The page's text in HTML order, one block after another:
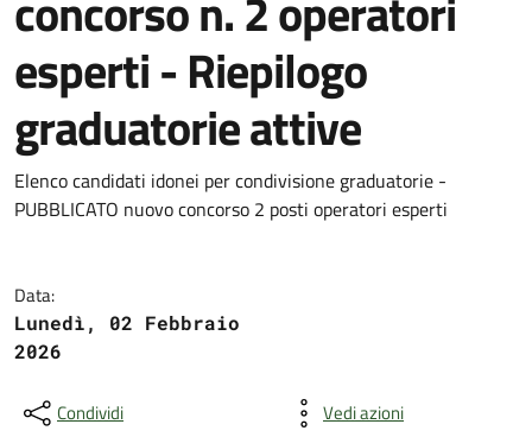
esperti - Riepilogo
graduatorie attive
Elenco candidati idonei per condivisione graduatorie -
PUBBLICATO nuovo concorso 2 posti operatori esperti
Data:
Lunedì, 02 Febbraio
2026
Condividi Vedi azioni